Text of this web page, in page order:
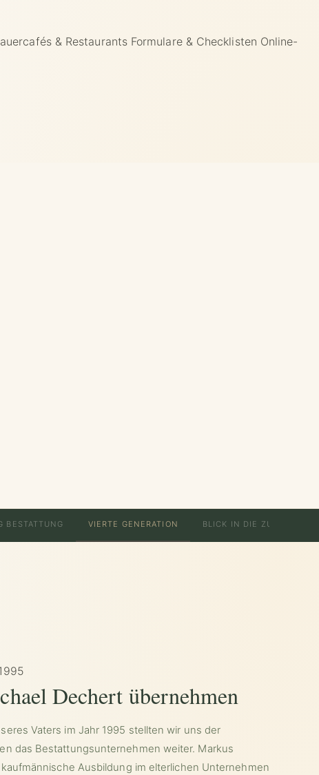
& Restaurants Formulare & Checklisten Online-
BESTATTUNG VIERTE GENERATION BLICK IN DIE ZUKUNFT
Dechert übernehmen
Vaters im Jahr 1995 stellten wir uns der
das Bestattungsunternehmen weiter. Markus
Ausbildung im elterlichen Unternehmen